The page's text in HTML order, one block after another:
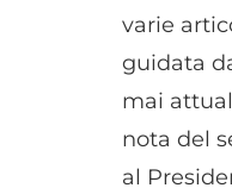
varie
guidata
mai
nota del
al